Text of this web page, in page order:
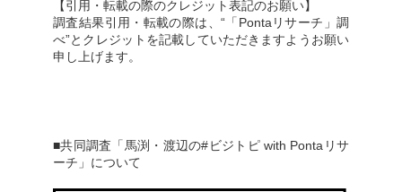
【引用・転載の際のクレジット表記のお願い】
調査結果引用・転載の際は、“「Pontaリサーチ」調
べ”とクレジットを記載していただきますようお願い
申し上げます。
■共同調査「馬渕・渡辺の#ビジトピ with Pontaリサ
ーチ」について